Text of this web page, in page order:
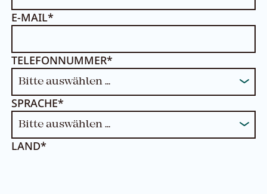
E-MAIL*
TELEFONNUMMER*
SPRACHE*
LAND*